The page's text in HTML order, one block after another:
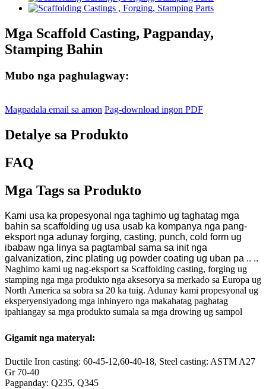
Mga Scaffold Casting, Pagpanday,
Stamping Bahin
Mubo nga paghulagway:
Magpadala email sa amon Pag-download ingon PDF
Detalye sa Produkto
FAQ
Mga Tags sa Produkto
Kami usa ka propesyonal nga taghimo ug taghatag mga
bahin sa scaffolding ug usa usab ka kompanya nga pang-
eksport nga adunay forging, casting, punch, cold form ug
ibabaw nga linya sa pagtambal sama sa init nga
galvanization, zinc plating ug powder coating ug uban pa .. ..
Naghimo kami ug nag-eksport sa Scaffolding casting, forging ug
stamping nga mga produkto nga aksesorya sa merkado sa Europa ug
North America sa sobra sa 20 ka tuig. Adunay kami propesyonal ug
eksperyensiyadong mga inhinyero nga makahatag paghatag
ipahiangay sa mga produkto sumala sa mga drowing ug sampol
Gigamit nga materyal:
Ductile Iron casting: 60-45-12,60-40-18, Steel casting: ASTM A27
Gr 70-40
Pagpanday: Q235, Q345